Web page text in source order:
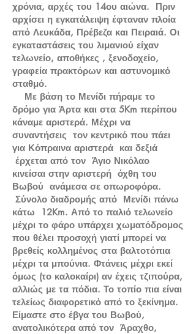
χρόνια, αρχές του 14ου αιώνα. Πριν
αρχίσει η εγκατάλειψη έφταναν πλοία
από Λευκάδα, Πρέβεζα και Πειραιά. Οι
εγκαταστάσεις του λιμανιού είχαν
τελωνείο, αποθήκες , ξενοδοχείο,
γραφεία πρακτόρων και αστυνομικό
σταθμό.
Με βάση το Μενίδι πήραμε το
δρόμο για Άρτα και στα 5Km περίπου
κάναμε αριστερά. Μέχρι να
συναντήσεις τον κεντρικό που πάει
για Κόπραινα αριστερά και δεξιά
έρχεται από τον Άγιο Νικόλαο
κινείσαι στην αριστερή όχθη του
Βωβού ανάμεσα σε οπωροφόρα.
Σύνολο διαδρομής από Μενίδι πάνω
κάτω 12Km. Από το παλιό τελωνείο
μέχρι το φάρο υπάρχει χωματόδρομος
που θέλει προσοχή γιατί μπορεί να
βρεθείς κολλημένος στα βαλτοτόπια
μέχρι τα μπούνια. Φτάνεις μέχρι εκεί
όμως (το καλοκαίρι) αν έχεις τζιπούρα,
αλλιώς με τα πόδια. Το τοπίο πια είναι
τελείως διαφορετικό από το ξεκίνημα.
Είμαστε στο έβγα του Βωβού,
ανατολικότερα από τον Άραχθο,